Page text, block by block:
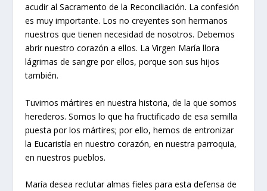
acudir al Sacramento de la Reconciliación. La confesión
es muy importante. Los no creyentes son hermanos
nuestros que tienen necesidad de nosotros. Debemos
abrir nuestro corazón a ellos. La Virgen María llora
lágrimas de sangre por ellos, porque son sus hijos
también.
Tuvimos mártires en nuestra historia, de la que somos
herederos. Somos lo que ha fructificado de esa semilla
puesta por los mártires; por ello, hemos de entronizar
la Eucaristía en nuestro corazón, en nuestra parroquia,
en nuestros pueblos.
María desea reclutar almas fieles para esta defensa de